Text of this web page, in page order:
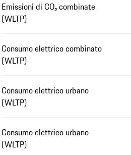
Emissioni di CO₂ combinate
(WLTP)
Consumo elettrico combinato
(WLTP)
Consumo elettrico urbano
(WLTP)
Consumo elettrico urbano
(WLTP)